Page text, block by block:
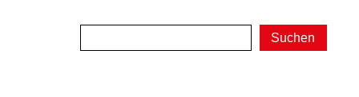
Suchen